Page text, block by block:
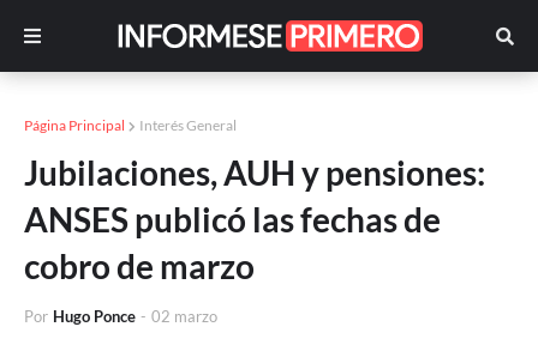
Página Principal Interés General
Jubilaciones, AUH y pensiones:
ANSES publicó las fechas de
cobro de marzo
Por Hugo Ponce - 02 marzo